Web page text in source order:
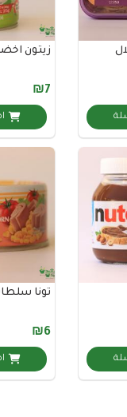
زيتون اخضر مشرح 275 غم
اضافة الي
تونا سلطانة بالذرة 150 غم
اضافة الي